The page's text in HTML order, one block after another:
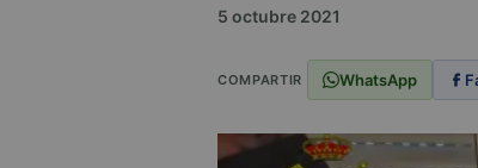
5 octubre 2021
COMPARTIR WhatsApp